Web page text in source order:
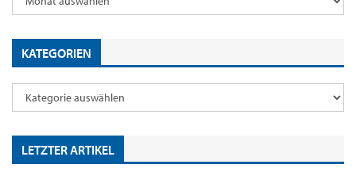
KATEGORIEN
LETZTER ARTIKEL